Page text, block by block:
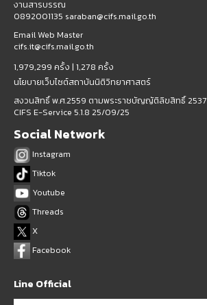
งานสารบรรณ
0892001135 saraban@cifs.mail.go.th
Email Web Master
cifs.it@cifs.mail.go.th
1,979,299 ครั้ง | 1,278 ครั้ง
นโยบายเว็บไซต์สถาบันนิติวิทยาศาสตร์
สงวนสิทธิ์ พ.ศ.2559 ตามพระราชบัญญัติลิขสิทธิ์ 2537
CIFS E-Service 5.1.8 25/09/25
Social Network
Instagram
Tiktok
Youtube
Threads
X
Facebook
Line Official